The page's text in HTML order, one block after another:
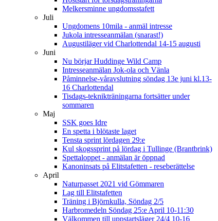
Melkersminne ungdomsstafett
Juli
Ungdomens 10mila - anmäl intresse
Jukola intresseanmälan (snarast!)
Augustiläger vid Charlottendal 14-15 augusti
Juni
Nu börjar Huddinge Wild Camp
Intresseanmälan Jok-ola och Vänla
Påminnelse-våravslutning söndag 13e juni kl.13-
16 Charlottendal
Tisdags-teknikträningarna fortsätter under
sommaren
Maj
SSK goes Idre
En spetta i blötaste laget
Tensta sprint lördagen 29:e
Kul skogssprint på lördag i Tullinge (Brantbrink)
Spettaloppet - anmälan är öppnad
Kanoninsats på Elitstafetten - reseberättelse
April
Naturpasset 2021 vid Gömmaren
Lag till Elitstafetten
Träning i Björnkulla, Söndag 2/5
Harbromedeln Söndag 25:e April 10-11:30
Välkommen till uppstartsläger 24/4 10-16